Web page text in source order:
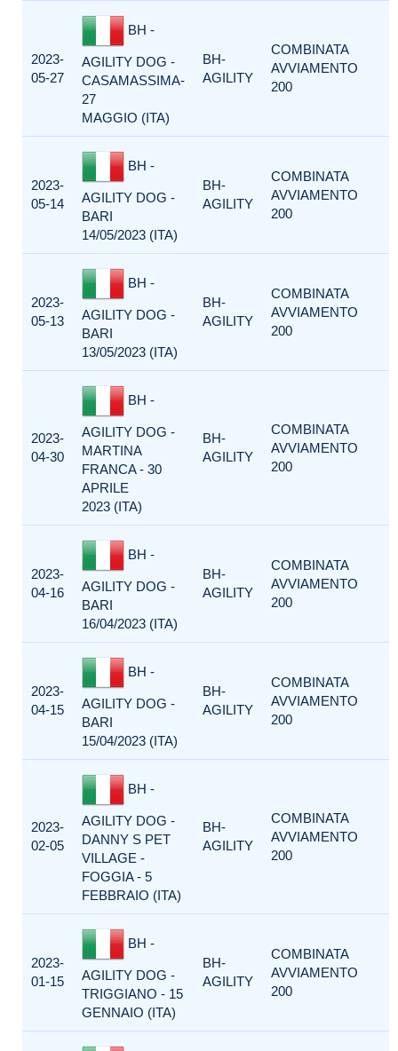
2023-
05-27
BH -
AGILITY DOG -
CASAMASSIMA-
27
MAGGIO (ITA)
BH-
AGILITY
COMBINATA
AVVIAMENTO
200
2023-
05-14
BH -
AGILITY DOG -
BARI
14/05/2023 (ITA)
BH-
AGILITY
COMBINATA
AVVIAMENTO
200
2023-
05-13
BH -
AGILITY DOG -
BARI
13/05/2023 (ITA)
BH-
AGILITY
COMBINATA
AVVIAMENTO
200
2023-
04-30
BH -
AGILITY DOG -
MARTINA
FRANCA - 30
APRILE
2023 (ITA)
BH-
AGILITY
COMBINATA
AVVIAMENTO
200
2023-
04-16
BH -
AGILITY DOG -
BARI
16/04/2023 (ITA)
BH-
AGILITY
COMBINATA
AVVIAMENTO
200
2023-
04-15
BH -
AGILITY DOG -
BARI
15/04/2023 (ITA)
BH-
AGILITY
COMBINATA
AVVIAMENTO
200
2023-
02-05
BH -
AGILITY DOG -
DANNY S PET
VILLAGE -
FOGGIA - 5
FEBBRAIO (ITA)
BH-
AGILITY
COMBINATA
AVVIAMENTO
200
2023-
01-15
BH -
AGILITY DOG -
TRIGGIANO - 15
GENNAIO (ITA)
BH-
AGILITY
COMBINATA
AVVIAMENTO
200